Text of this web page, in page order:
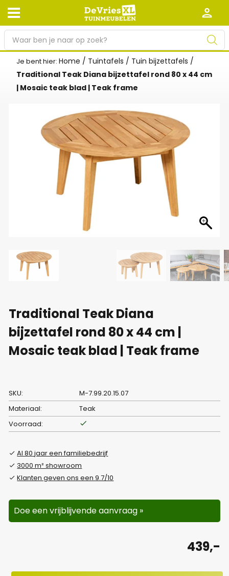
Afhalen en bezorgen Retourneren
Garantie Algemene voorwaarden
Zakelijk Werken bij De Vries XL
Tuinmeubelwinkel in de buurt
r
Je bent hier:Home / Tuintafels / Tuin bijzettafels /
Traditional Teak Diana bijzettafel rond 80 x 44 cm
| Mosaic teak blad | Teak frame
Traditional Teak Diana
bijzettafel rond 80 x 44 cm |
Mosaic teak blad | Teak frame
SKU:
M-7.99.20.15.07
Materiaal:
Teak
Voorraad:
Al 80 jaar een familiebedrijf
3000 m² showroom
Klanten geven ons een 9.7/10
Doe een vrijblijvende aanvraag »
439,-